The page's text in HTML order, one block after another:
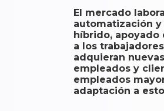
El mercado
automatización
híbrido, apoyado
a los
adquieran
empleados y
empleados
adaptación a